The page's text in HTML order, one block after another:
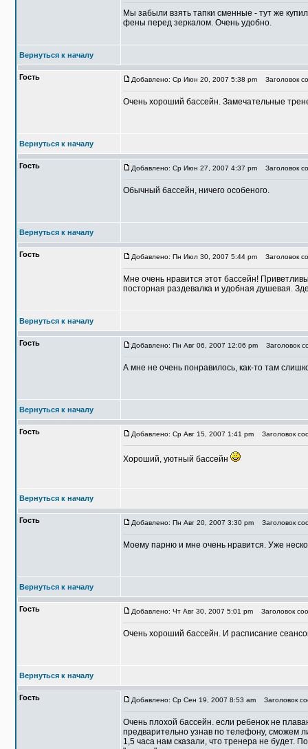
Мы забыли взять тапки сменные - тут же
фены перед зеркалом. Очень удобно.
Вернуться к началу
Гость Добавлено: Ср Июн 20, 2007 5:38 pm Заголовок
Очень хороший бассейн. Замечательные
Вернуться к началу
Гость Добавлено: Ср Июн 27, 2007 4:37 pm Заголовок
Обычный бассейн, ничего особеного.
Вернуться к началу
Гость Добавлено: Пн Июл 30, 2007 5:44 pm Заголовок
Мне очень нравится этот бассейн!
посторная раздевалка и удобная душевая.
Вернуться к началу
Гость Добавлено: Пн Авг 06, 2007 12:06 pm Заголовок
А мне не очень понравилось, как-то там
Вернуться к началу
Гость Добавлено: Ср Авг 15, 2007 1:41 pm Заголовок
Хороший, уютный бассейн
Вернуться к началу
Гость Добавлено: Пн Авг 20, 2007 3:30 pm Заголовок
Моему парню и мне очень нравится. Уже
Вернуться к началу
Гость Добавлено: Чт Авг 30, 2007 5:01 pm Заголовок
Очень хороший бассейн. И расписание
Вернуться к началу
Гость Добавлено: Ср Сен 19, 2007 8:53 am Заголовок
Очень плохой бассейн. если ребенок не
предварительно узнав по телефону, сможем
1,5 часа нам сказали, что тренера не будет.